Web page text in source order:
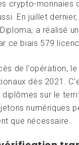
crypto-
En juillet
a réalisé
ce biais 579
de l’opération,
dès 2021.
diplômes sur le
numériques
que nécessaire.